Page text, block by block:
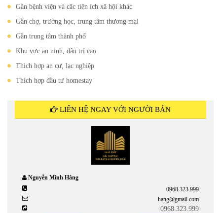
Gần bệnh viện và câc tiện ích xã hội khác
Gần chợ, trường học, trung tâm thương mại
Gần trung tâm thành phố
Khu vực an ninh, dân trí cao
Thich hợp an cư, lạc nghiệp
Thích hợp đầu tư homestay
LIÊN HỆ NGAY VỚI NGƯỜI BÁN
Nguyễn Minh Hằng
0968.323.999
hang@gmail.com
0968.323.999